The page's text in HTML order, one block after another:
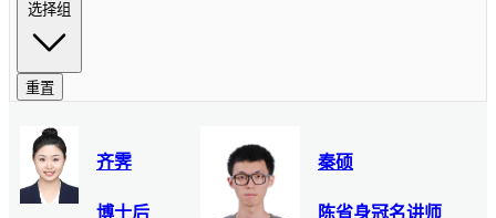
选择组
重置
齐霁
博士后
秦硕
陈省身冠名讲师